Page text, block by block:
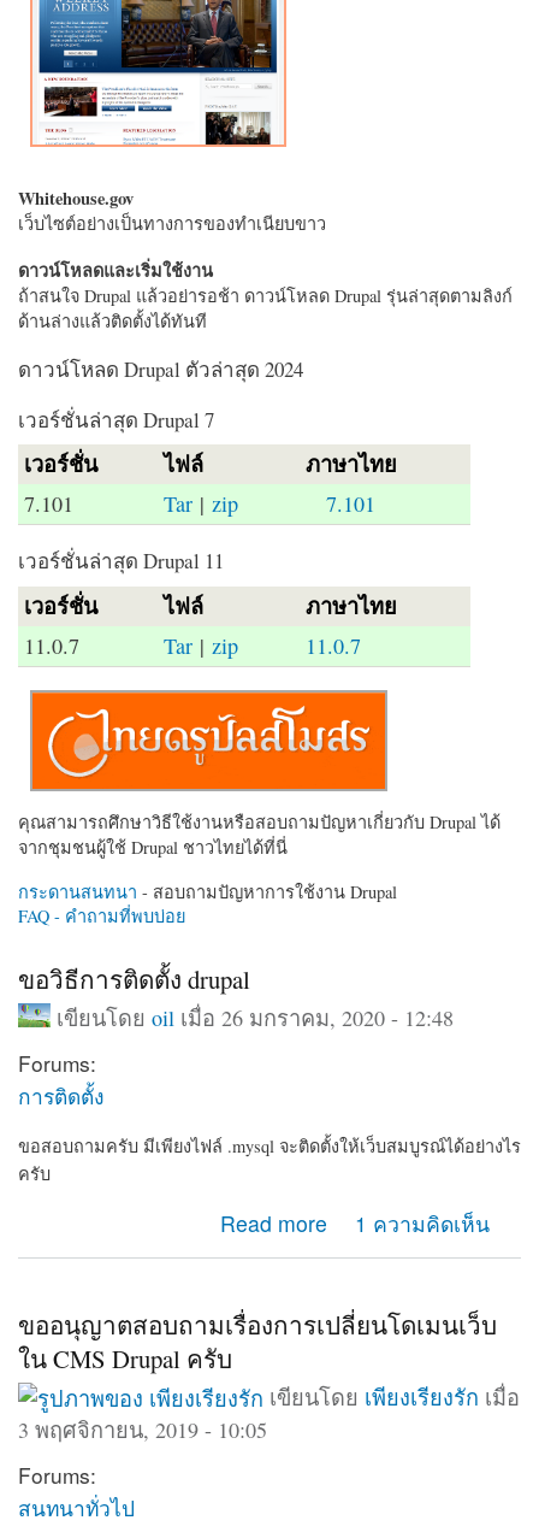
Whitehouse.gov
เว็บไซต์อย่างเป็นทางการของทำเนียบขาว
ดาวน์โหลดและเริ่มใช้งาน
ถ้าสนใจ Drupal แล้วอย่ารอช้า ดาวน์โหลด Drupal รุ่นล่าสุดตามลิงก์
ด้านล่างแล้วติดตั้งได้ทันที
ดาวน์โหลด Drupal ตัวล่าสุด 2024
เวอร์ชั่นล่าสุด Drupal 7
เวอร์ชั่น ไฟล์ ภาษาไทย
7.101 Tar |zip 7.101
เวอร์ชั่นล่าสุด Drupal 11
เวอร์ชั่น ไฟล์ ภาษาไทย
11.0.7 Tar | zip 11.0.7
คุณสามารถศึกษาวิธีใช้งานหรือสอบถามปัญหาเกี่ยวกับ Drupal ได้
จากชุมชนผู้ใช้ Drupal ชาวไทยได้ที่นี่
กระดานสนทนา - สอบถามปัญหาการใช้งาน Drupal
FAQ - คำถามที่พบบ่อย
ขอวิธีการติดตั้ง drupal
เขียนโดย oil เมื่อ 26 มกราคม, 2020 - 12:48
Forums:
การติดตั้ง
ขอสอบถามครับ มีเพียงไฟล์ .mysql จะติดตั้งให้เว็บสมบูรณ์ได้อย่างไร
ครับ
Read more
about ขอวิธีการติดตั้ง drupal 1 ความคิดเห็น
ขออนุญาตสอบถามเรื่องการเปลี่ยนโดเมนเว็บ
ใน CMS Drupal ครับ
เขียนโดย เพียงเรียงรัก เมื่อ
3 พฤศจิกายน, 2019 - 10:05
Forums:
สนทนาทั่วไป